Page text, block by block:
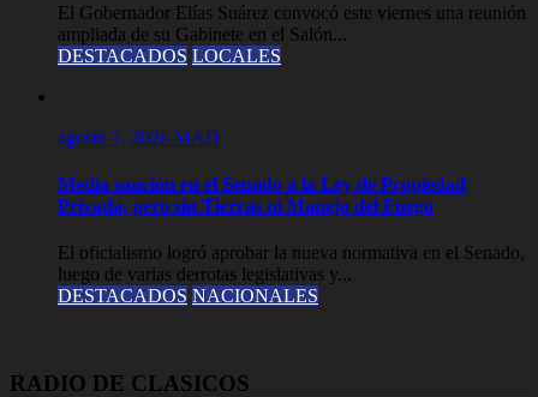
El Gobernador Elías Suárez convocó este viernes una reunión
ampliada de su Gabinete en el Salón...
DESTACADOS LOCALES
agosto 7, 2026 MAD
Media sanción en el Senado a la Ley de Propiedad
Privada, pero sin Tierras ni Manejo del Fuego
El oficialismo logró aprobar la nueva normativa en el Senado,
luego de varias derrotas legislativas y...
DESTACADOS NACIONALES
RADIO DE CLASICOS